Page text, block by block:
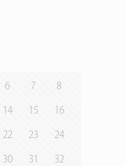
6 7 8
14 15 16
22 23 24
30 31 32